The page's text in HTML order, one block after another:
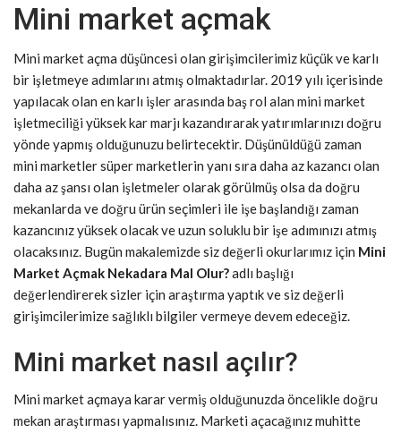
Mini market açmak
Mini market açma düşüncesi olan girişimcilerimiz küçük ve karlı
bir işletmeye adımlarını atmış olmaktadırlar. 2019 yılı içerisinde
yapılacak olan en karlı işler arasında baş rol alan mini market
işletmeciliği yüksek kar marjı kazandırarak yatırımlarınızı doğru
yönde yapmış olduğunuzu belirtecektir. Düşünüldüğü zaman
mini marketler süper marketlerin yanı sıra daha az kazancı olan
daha az şansı olan işletmeler olarak görülmüş olsa da doğru
mekanlarda ve doğru ürün seçimleri ile işe başlandığı zaman
kazancınız yüksek olacak ve uzun soluklu bir işe adımınızı atmış
olacaksınız. Bugün makalemizde siz değerli okurlarımız için Mini
Market Açmak Nekadara Mal Olur?adlı başlığı
değerlendirerek sizler için araştırma yaptık ve siz değerli
girişimcilerimize sağlıklı bilgiler vermeye devem edeceğiz.
Mini market nasıl açılır?
Mini market açmaya karar vermiş olduğunuzda öncelikle doğru
mekan araştırması yapmalısınız. Marketi açacağınız muhitte